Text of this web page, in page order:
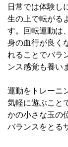
日常では体験し
生の上で転がる
す。回転運動は
身の血行が良く
れることでバラ
ンス感覚も養い
運動をトレーニ
気軽に遊ぶこと
かの小さな玉の
バランスをとる